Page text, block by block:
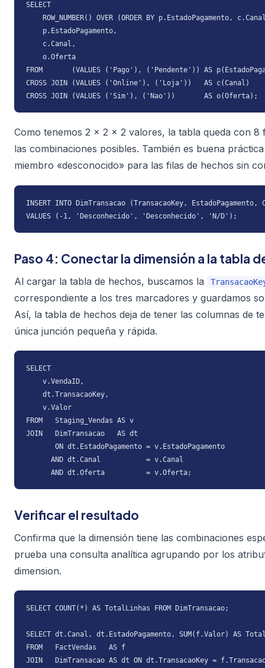
SELECT
ROW_NUMBER() OVER (ORDER BY p.EstadoPagamento,
    p.EstadoPagamento,
    c.Canal,
    o.Oferta
FROM       (VALUES ('Pago'), ('Pendente')) AS
CROSS JOIN (VALUES ('Online'), ('Loja'))   AS c(Canal)
CROSS JOIN (VALUES ('Sim'), ('Nao'))       AS o(Oferta);
Como tenemos 2 × 2 × 2 valores, la tabla queda con
las combinaciones posibles. También es buena
miembro «desconocido» para las filas de hechos sin
INSERT INTO DimTransacao (TransacaoKey,
VALUES (-1, 'Desconhecido', 'Desconhecido', 'N/D');
Paso 4: Conectar la dimensión a la tabla
Al cargar la tabla de hechos, buscamos la
correspondiente a los tres marcadores y guardamos
Así, la tabla de hechos deja de tener las columnas de
única junción pequeña y rápida.
SELECT
    v.VendaID,
    dt.TransacaoKey,
    v.Valor
FROM   Staging_Vendas AS v
JOIN   DimTransacao   AS dt
       ON dt.EstadoPagamento = v.EstadoPagamento
      AND dt.Canal           = v.Canal
      AND dt.Oferta          = v.Oferta;
Verificar el resultado
Confirma que la dimensión tiene las combinaciones
prueba una consulta analítica agrupando por los
dimension.
SELECT COUNT(*) AS TotalLinhas FROM DimTransacao;
SELECT dt.Canal, dt.EstadoPagamento, SUM(f.Valor) AS
FROM   FactVendas   AS f
JOIN   DimTransacao AS dt ON dt.TransacaoKey =